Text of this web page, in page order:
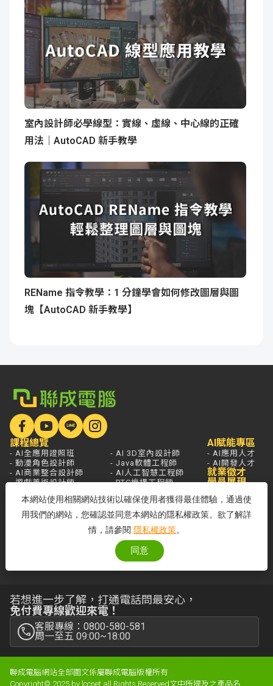
室內設計師必學線型：實線、虛線、中心線的正確
用法｜AutoCAD 新手教學
REName 指令教學：1 分鐘學會如何修改圖層與圖
塊【AutoCAD 新手教學】
課程總覽
- AI全應用證照班
- 動漫角色設計師
- AI商業整合設計師
- 遊戲美術設計師
- AI遊戲程式設計師
- AI Agent應用開發工程師
- AI 3D室內設計師
- Java軟體工程師
- AI人工智慧工程師
- PTC機構工程師
- 資訊安全工程師
AI賦能專區
- AI應用人才
- AI開發人才
就業徵才
學員展現
學員服務
熱門新聞
分校據點
開課查詢
若想進一步了解，打通電話問最安心，
免付費專線歡迎來電！
客服專線：0800-580-581
周一至五 09:00~18:00
聯成電腦網站全部圖文係屬聯成電腦版權所有
Copyright© 2025 by lccnet.all Rights Reserved文中所提及之產品名
本網站使用相關網站技術以確保使用者獲得最佳體驗，通過使
用我們的網站，您確認並同意本網站的隱私權政策。欲了解詳
情，請參閱 隱私權政策。
同意